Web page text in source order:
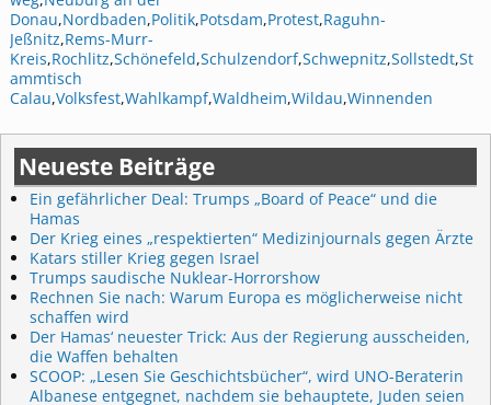
Donau,Nordbaden,Politik,Potsdam,Protest,Raguhn-
Jeßnitz,Rems-Murr-
Kreis,Rochlitz,Schönefeld,Schulzendorf,Schwepnitz,Sollstedt,St
ammtisch
Calau,Volksfest,Wahlkampf,Waldheim,Wildau,Winnenden
Neueste Beiträge
Ein gefährlicher Deal: Trumps „Board of Peace“ und die
Hamas
Der Krieg eines „respektierten“ Medizinjournals gegen Ärzte
Katars stiller Krieg gegen Israel
Trumps saudische Nuklear-Horrorshow
Rechnen Sie nach: Warum Europa es möglicherweise nicht
schaffen wird
Der Hamas‘ neuester Trick: Aus der Regierung ausscheiden,
die Waffen behalten
SCOOP: „Lesen Sie Geschichtsbücher“, wird UNO-Beraterin
Albanese entgegnet, nachdem sie behauptete, Juden seien